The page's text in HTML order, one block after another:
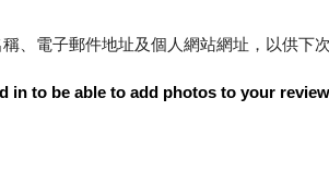
、電子郵件地址及個人網站網址，以供下
in to be able to add photos to your